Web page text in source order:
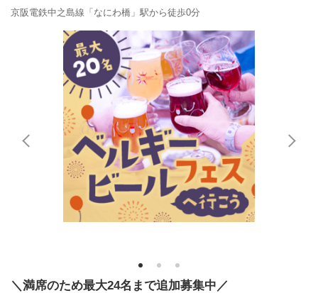
京阪電鉄中之島線「なにわ橋」駅から徒歩0分
1 2 3
＼満席のため最大24名まで追加募集中／